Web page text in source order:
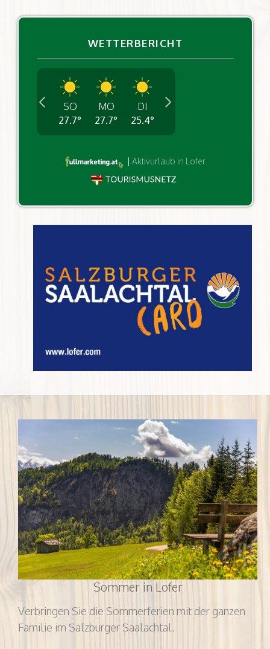
WETTERBERICHT
SO
27.7°
MO
27.7°
DI
25.4°
| Aktivurlaub in Lofer
Sommer in Lofer
Verbringen Sie die Sommerferien mit der ganzen
Familie im Salzburger Saalachtal.